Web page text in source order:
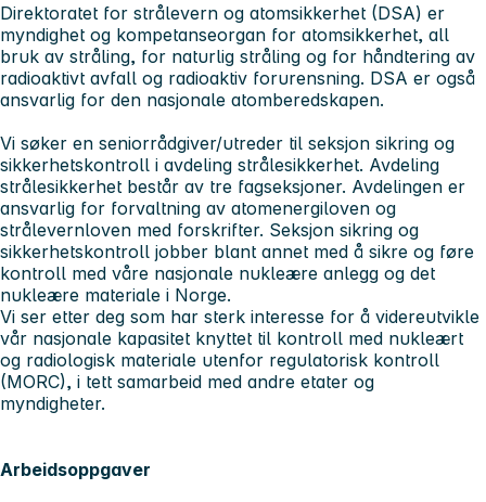
Direktoratet for strålevern og atomsikkerhet (DSA) er
myndighet og kompetanseorgan for atomsikkerhet, all
bruk av stråling, for naturlig stråling og for håndtering av
radioaktivt avfall og radioaktiv forurensning. DSA er også
ansvarlig for den nasjonale atomberedskapen.
Vi søker en seniorrådgiver/utreder til seksjon sikring og
sikkerhetskontroll i avdeling strålesikkerhet. Avdeling
strålesikkerhet består av tre fagseksjoner. Avdelingen er
ansvarlig for forvaltning av atomenergiloven og
strålevernloven med forskrifter. Seksjon sikring og
sikkerhetskontroll jobber blant annet med å sikre og føre
kontroll med våre nasjonale nukleære anlegg og det
nukleære materiale i Norge.
Vi ser etter deg som har sterk interesse for å videreutvikle
vår nasjonale kapasitet knyttet til kontroll med nukleært
og radiologisk materiale utenfor regulatorisk kontroll
(MORC), i tett samarbeid med andre etater og
myndigheter.
Arbeidsoppgaver